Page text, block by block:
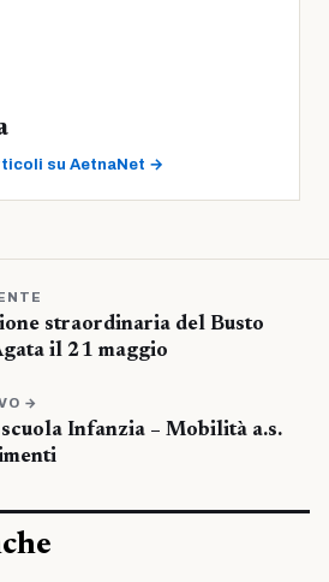
su AetnaNet →
straordinaria del Busto
il 21 maggio
→
Infanzia – Mobilità a.s.